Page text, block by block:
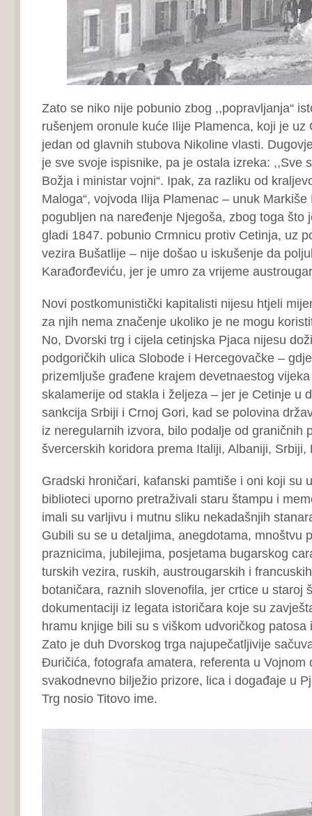
Zato se niko nije pobunio zbog ,,popravljanja“
rušenjem oronule kuće Ilije Plamenca, koji je uz
jedan od glavnih stubova Nikoline vlasti.
je sve svoje ispisnike, pa je ostala izreka: ,,Sve
Božja i ministar vojni“. Ipak, za razliku od
Maloga“, vojvoda Ilija Plamenac – unuk
pogubljen na naređenje Njegoša, zbog toga što
gladi 1847. pobunio Crmnicu protiv Cetinja, uz
vezira Bušatlije – nije došao u iskušenje da
Karađorđeviću, jer je umro za vrijeme
Novi postkomunistički kapitalisti nijesu htjeli
za njih nema značenje ukoliko je ne mogu
No, Dvorski trg i cijela cetinjska Pjaca nijesu
podgoričkih ulica Slobode i Hercegovačke –
prizemljuše građene krajem devetnaestog
skalamerije od stakla i željeza – jer je Cetinje u
sankcija Srbiji i Crnoj Gori, kad se polovina
iz neregularnih izvora, bilo podalje od graničnih
švercerskih koridora prema Italiji, Albaniji, Srbiji,
Gradski hroničari, kafanski pamtiše i oni koji su
biblioteci uporno pretraživali staru štampu i
imali su varljivu i mutnu sliku nekadašnjih
Gubili su se u detaljima, anegdotama, mnoštvu
praznicima, jubilejima, posjetama bugarskog
turskih vezira, ruskih, austrougarskih i
botaničara, raznih slovenofila, jer crtice u staroj
dokumentaciji iz legata istoričara koje su
hramu knjige bili su s viškom udvoričkog patosa
Zato je duh Dvorskog trga najupečatljivije
Đuričića, fotografa amatera, referenta u Vojnom
svakodnevno bilježio prizore, lica i događaje u
Trg nosio Titovo ime.